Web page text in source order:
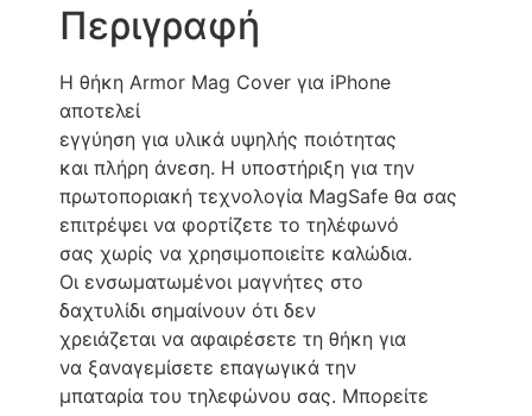
Περιγραφή
Η θήκη Armor Mag Cover για iPhone
αποτελεί
εγγύηση για υλικά υψηλής ποιότητας
και πλήρη άνεση. Η υποστήριξη για την
πρωτοποριακή τεχνολογία MagSafe θα σας
επιτρέψει να φορτίζετε το τηλέφωνό
σας χωρίς να χρησιμοποιείτε καλώδια.
Οι ενσωματωμένοι μαγνήτες στο
δαχτυλίδι σημαίνουν ότι δεν
χρειάζεται να αφαιρέσετε τη θήκη για
να ξαναγεμίσετε επαγωγικά την
μπαταρία του τηλεφώνου σας. Μπορείτε